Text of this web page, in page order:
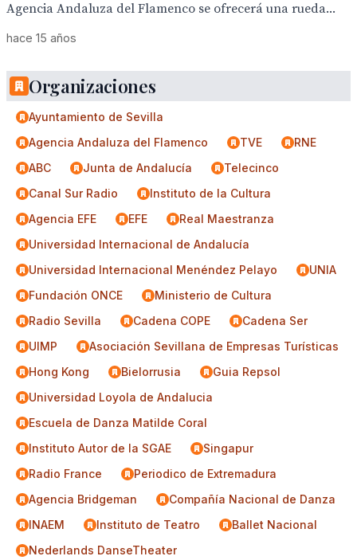
Agencia Andaluza del Flamenco se ofrecerá una rueda...
hace 15 años
Organizaciones
Ayuntamiento de Sevilla
Agencia Andaluza del Flamenco
TVE
RNE
ABC
Junta de Andalucía
Telecinco
Canal Sur Radio
Instituto de la Cultura
Agencia EFE
EFE
Real Maestranza
Universidad Internacional de Andalucía
Universidad Internacional Menéndez Pelayo
UNIA
Fundación ONCE
Ministerio de Cultura
Radio Sevilla
Cadena COPE
Cadena Ser
UIMP
Asociación Sevillana de Empresas Turísticas
Hong Kong
Bielorrusia
Guia Repsol
Universidad Loyola de Andalucia
Escuela de Danza Matilde Coral
Instituto Autor de la SGAE
Singapur
Radio France
Periodico de Extremadura
Agencia Bridgeman
Compañía Nacional de Danza
INAEM
Instituto de Teatro
Ballet Nacional
Nederlands DanseTheater